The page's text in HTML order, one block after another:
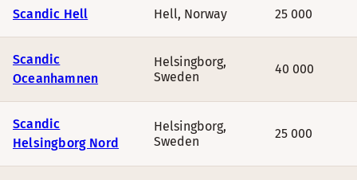
Scandic Hell Hell, Norway 25 000
Scandic
Oceanhamnen
Helsingborg,
Sweden
40 000
Scandic
Helsingborg Nord
Helsingborg,
Sweden
25 000